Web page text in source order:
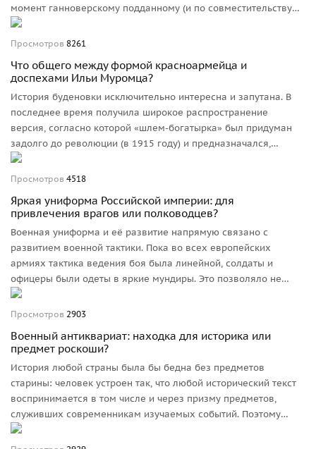
момент ганноверскому подданному (и по совместительству
бельгийскому фабриканту) пришла в голову мысль о таком
экзотическом сотрудничестве, но, вероятно, ключевым
конкурентов. По крайней мере, понятно, что такого успеха на
европейском и тем более американском рынке достичь было
бы невозможно.
Просмотров 8261
Что общего между формой красноармейца и
доспехами Ильи Муромца?
История буденовки исключительно интересна и запутана. В
последнее время получила широкое распространение
версия, согласно которой «шлем-богатырка» был придуман
задолго до революции (в 1915 году) и предназначался,
наряду со знаменитыми шинелями с «разговорами», для...
Победного парада русских войск в Берлине и
Просмотров 4518
Яркая униформа Российской империи: для
привлечения врагов или полководцев?
Военная униформа и её развитие напрямую связано с
развитием военной тактики. Пока во всех европейских
армиях тактика ведения боя была линейной, солдаты и
офицеры были одеты в яркие мундиры. Это позволяло не
только с первого взгляда различать своих и чужих, но и
видеть, какой полк и в каком месте сражения ведет бой. Ведь
использование любых складок местности.
Просмотров 2903
Военный антиквариат: находка для историка или
предмет роскоши?
История любой страны была бы бедна без предметов
старины: человек устроен так, что любой исторический текст
воспринимается в том числе и через призму предметов,
служивших современникам изучаемых событий. Поэтому
свидетельства материальной культуры минувших эпох так
важны для историка.